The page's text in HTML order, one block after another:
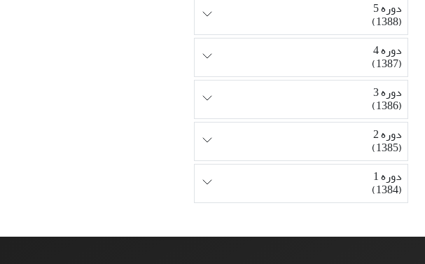
دوره 5
(1388)
دوره 4
(1387)
دوره 3
(1386)
دوره 2
(1385)
دوره 1
(1384)